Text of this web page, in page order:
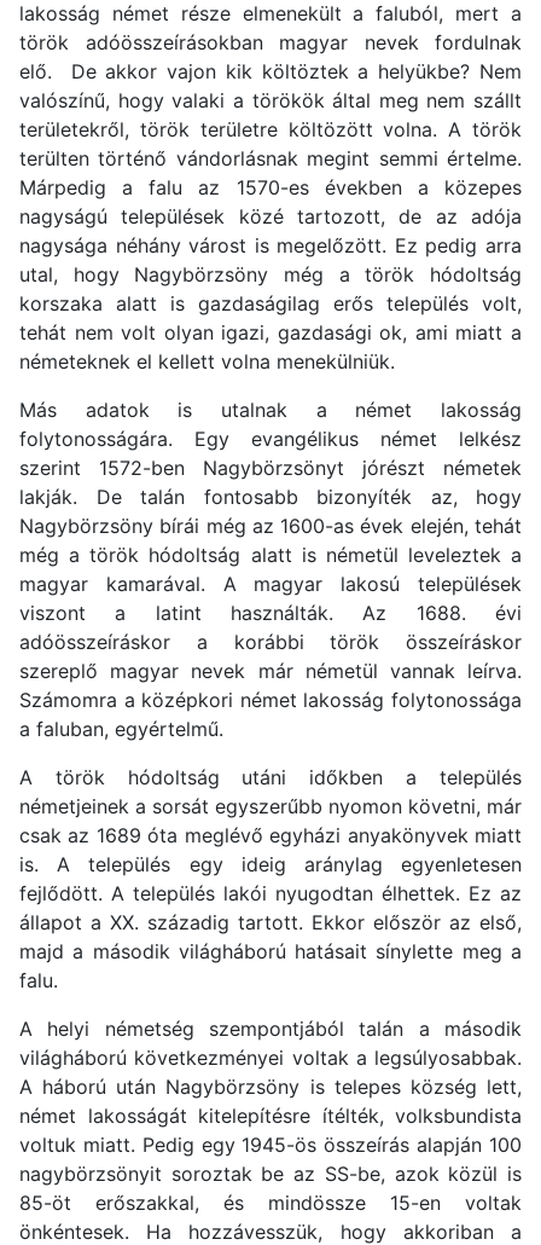
lakosság német része elmenekült a faluból, mert a
török adóösszeírásokban magyar nevek fordulnak
elő. De akkor vajon kik költöztek a helyükbe? Nem
valószínű, hogy valaki a törökök által meg nem szállt
területekről, török területre költözött volna. A török
terülten történő vándorlásnak megint semmi értelme.
Márpedig a falu az 1570-es években a közepes
nagyságú települések közé tartozott, de az adója
nagysága néhány várost is megelőzött. Ez pedig arra
utal, hogy Nagybörzsöny még a török hódoltság
korszaka alatt is gazdaságilag erős település volt,
tehát nem volt olyan igazi, gazdasági ok, ami miatt a
németeknek el kellett volna menekülniük.
Más adatok is utalnak a német lakosság
folytonosságára. Egy evangélikus német lelkész
szerint 1572-ben Nagybörzsönyt jórészt németek
lakják. De talán fontosabb bizonyíték az, hogy
Nagybörzsöny bírái még az 1600-as évek elején, tehát
még a török hódoltság alatt is németül leveleztek a
magyar kamarával. A magyar lakosú települések
viszont a latint használták. Az 1688. évi
adóösszeíráskor a korábbi török összeíráskor
szereplő magyar nevek már németül vannak leírva.
Számomra a középkori német lakosság folytonossága
a faluban, egyértelmű.
A török hódoltság utáni időkben a település
németjeinek a sorsát egyszerűbb nyomon követni, már
csak az 1689 óta meglévő egyházi anyakönyvek miatt
is. A település egy ideig aránylag egyenletesen
fejlődött. A település lakói nyugodtan élhettek. Ez az
állapot a XX. századig tartott. Ekkor először az első,
majd a második világháború hatásait sínylette meg a
falu.
A helyi németség szempontjából talán a második
világháború következményei voltak a legsúlyosabbak.
A háború után Nagybörzsöny is telepes község lett,
német lakosságát kitelepítésre ítélték, volksbundista
voltuk miatt. Pedig egy 1945-ös összeírás alapján 100
nagybörzsönyit soroztak be az SS-be, azok közül is
85-öt erőszakkal, és mindössze 15-en voltak
önkéntesek. Ha hozzávesszük, hogy akkoriban a